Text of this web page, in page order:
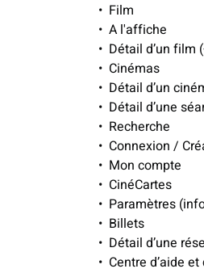
Film
A l'affiche
Détail d’un film
Cinémas
Détail d’un
Détail d’une
Recherche
Connexion /
Mon compte
CinéCartes
Paramètres
Billets
Détail d’une
Centre d’aide